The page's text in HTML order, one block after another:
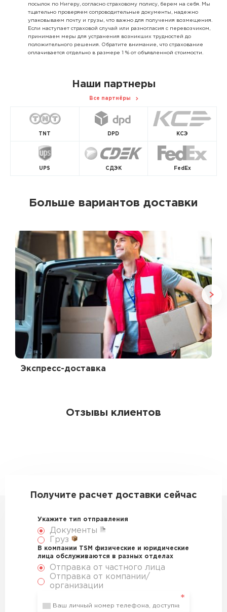
посылок по Нигеру, согласно страховому полису, берем на себя. Мы
тщательно проверяем сопроводительные документы, надежно
упаковываем почту и грузы, что важно для получения возмещения.
Если наступает страховой случай или разногласия с перевозчиком,
принимаем меры для устранения возникших трудностей до
положительного решения. Обратите внимание, что страхование
оплачивается отдельно в размере 1 % от объявленной стоимости.
Наши партнеры
Все партнёры
TNT DPD КСЭ
UPS СДЭК FedEx
Больше вариантов доставки
Экспресс-доставка
Отзывы клиентов
Получите расчет доставки сейчас
Укажите тип отправления
Документы
Груз
В компании TSM физические и юридические
лица обслуживаются в разных отделах
Отправка от частного лица
Отправка от компании/
организации